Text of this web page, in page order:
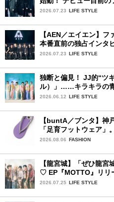
ュー。7人の魅力に迫り
2026.07.23 LIFE STYLE
【AEN／エイエン】フ
本番直前の独占インタ
ーケース完全レポート！
2026.07.23 LIFE STYLE
独断と偏見！ JJ的“ツ
ル）」……キラキラの
プ
2026.06.12 LIFE STYLE
【buntA／ブンタ】神
「足育フットウェア」
中！
2026.08.06 FASHION
【龍宮城】「ぜひ龍
♡ EP『MOTTO』リリ
2026.07.25 LIFE STYLE